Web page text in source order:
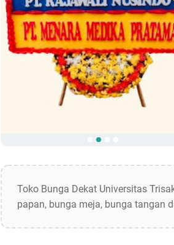
Toko Bunga Dekat Universitas
papan, bunga meja, bunga tangan